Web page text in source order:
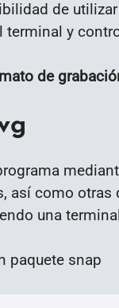
de utilizar
terminal y
de
así como
una